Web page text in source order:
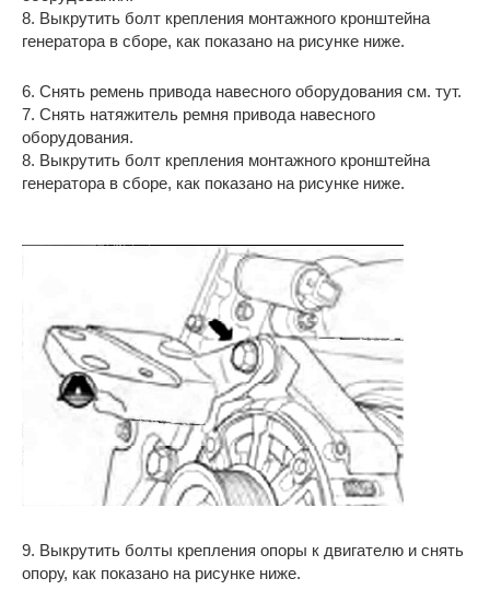
8. Выкрутить болт крепления монтажного кронштейна
генератора в сборе, как показано на рисунке ниже.
6. Снять ремень привода навесного оборудования см. тут.
7. Снять натяжитель ремня привода навесного
оборудования.
8. Выкрутить болт крепления монтажного кронштейна
генератора в сборе, как показано на рисунке ниже.
9. Выкрутить болты крепления опоры к двигателю и снять
опору, как показано на рисунке ниже.